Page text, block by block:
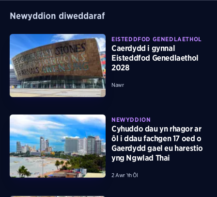
Newyddion diweddaraf
EISTEDDFOD GENEDLAETHOL
Caerdydd i gynnal
Eisteddfod Genedlaethol
2028
Nawr
NEWYDDION
Cyhuddo dau yn rhagor ar
ôl i ddau fachgen 17 oed o
Gaerdydd gael eu harestio
yng Ngwlad Thai
2 Awr Yn Ôl